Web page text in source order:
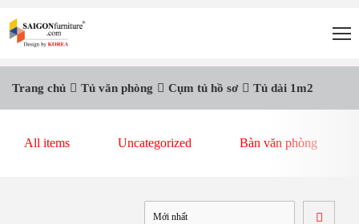
Trang chủ Tủ văn phòng Cụm tủ hồ sơ Tủ dài 1m2
All items Uncategorized Bàn văn phòng